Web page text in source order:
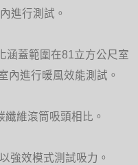
進行測試。
涵蓋範圍在81立方公尺室
內進行暖風效能測試。
維滾筒吸頭相比。
強效模式測試吸力。